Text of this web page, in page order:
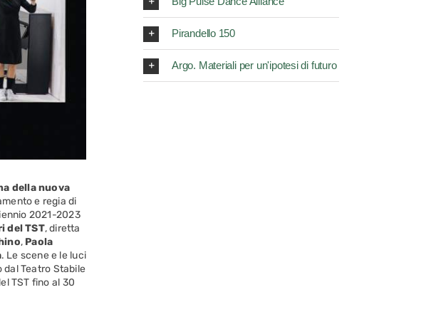
della nuova
e regia di
2021-2023
del TST, diretta
, Paola
. Le scene e le luci
dal Teatro Stabile
TST fino al 30
Pirandello 150
Argo. Materiali per un'ipotesi di futuro